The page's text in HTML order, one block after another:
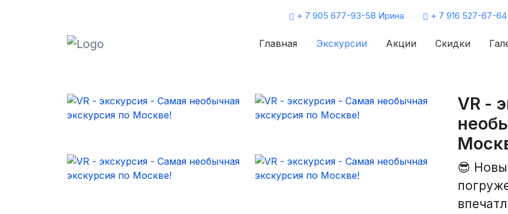
+ 7 905 677-93-58 Ирина + 7 916 527-67-
Главная Экскурсии Акции Скидки
VR -
😎